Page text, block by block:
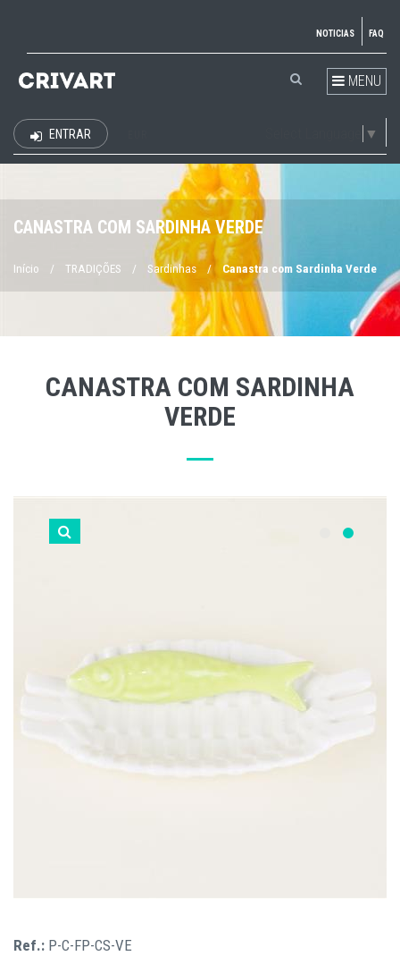
NOTICIAS FAQ
MENU
▼
ENTRAR
CANASTRA COM SARDINHA VERDE
Início / TRADIÇÕES / Sardinhas / Canastra com Sardinha Verde
CANASTRA COM SARDINHA
VERDE
Ref.: P-C-FP-CS-VE